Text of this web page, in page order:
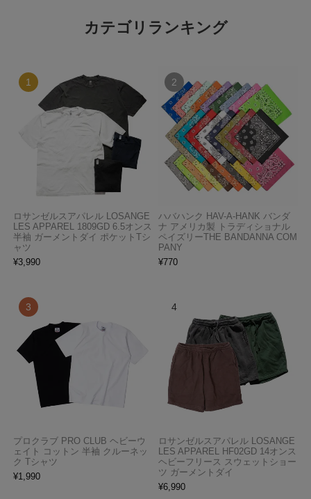
カテゴリランキング
ロサンゼルスアパレル LOSANGE
LES APPAREL 1809GD 6.5オンス
半袖 ガーメントダイ ポケットTシ
ャツ
¥3,990
ハバハンク HAV-A-HANK バンダ
ナ アメリカ製 トラディショナル
ペイズリーTHE BANDANNA COM
PANY
¥770
プロクラブ PRO CLUB ヘビーウ
ェイト コットン 半袖 クルーネッ
ク Tシャツ
¥1,990
ロサンゼルスアパレル LOSANGE
LES APPAREL HF02GD 14オンス
ヘビーフリース スウェットショー
ツ ガーメントダイ
¥6,990